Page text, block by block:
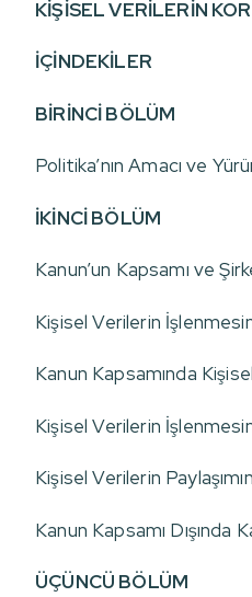
KİŞİSEL VERİLERİN
İÇİNDEKİLER
BİRİNCİ BÖLÜM
Politika’nın Amacı ve
İKİNCİ BÖLÜM
Kanun’un Kapsamı ve
Kişisel Verilerin
Kanun Kapsamında
Kişisel Verilerin
Kişisel Verilerin
Kanun Kapsamı Dışında
ÜÇÜNCÜ BÖLÜM